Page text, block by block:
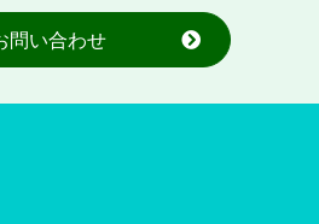
問い合わせ